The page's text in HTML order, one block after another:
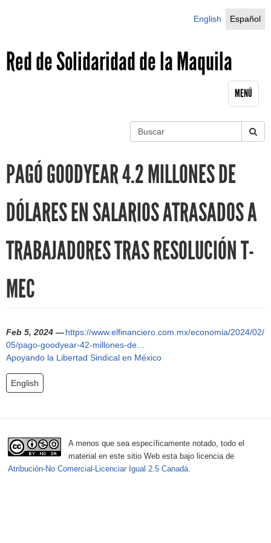
English
Español
Red de Solidaridad de la Maquila
MENÚ
PAGÓ GOODYEAR 4.2 MILLONES DE
DÓLARES EN SALARIOS ATRASADOS A
TRABAJADORES TRAS RESOLUCIÓN T-
MEC
Feb 5, 2024 —https://www.elfinanciero.com.mx/economia/2024/02/
05/pago-goodyear-42-millones-de…
Apoyando la Libertad Sindical en México
English
S
e
a
r
c
r
u
a
A menos que sea específicamente notado, todo el
material en este sitio Web esta bajo licencia de
Atribución-No Comercial-Licenciar Igual 2.5 Canadá.